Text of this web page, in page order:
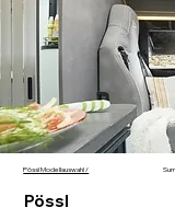
Pössl Modellauswahl /
Pössl